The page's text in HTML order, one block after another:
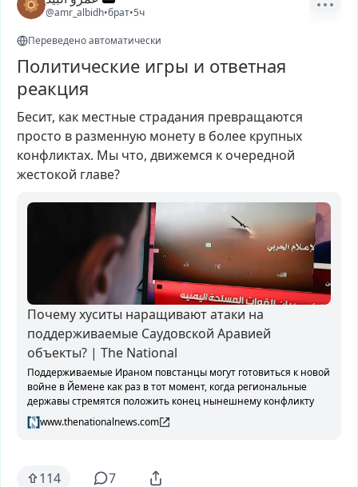
@amr_albidh•брат•5ч
Переведено автоматически
Политические игры и ответная
реакция
Бесит, как местные страдания превращаются
просто в разменную монету в более крупных
конфликтах. Мы что, движемся к очередной
жестокой главе?
Почему хуситы наращивают атаки на
поддерживаемые Саудовской Аравией
объекты? | The National
Поддерживаемые Ираном повстанцы могут готовиться к новой
войне в Йемене как раз в тот момент, когда региональные
державы стремятся положить конец нынешнему конфликту
www.thenationalnews.com
114 7